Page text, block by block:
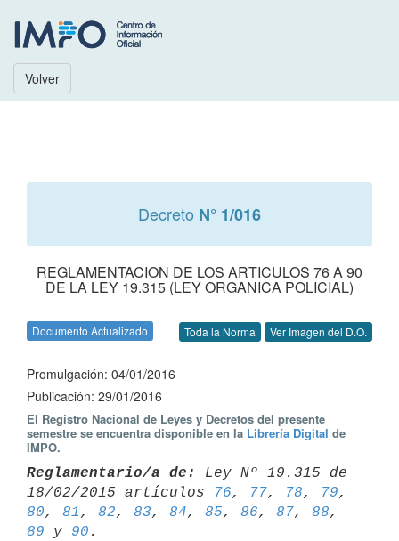
Volver
Decreto N° 1/016
REGLAMENTACION DE LOS ARTICULOS 76 A 90
DE LA LEY 19.315 (LEY ORGANICA POLICIAL)
Documento Actualizado Toda la Norma Ver Imagen del D.O.
Promulgación: 04/01/2016
Publicación: 29/01/2016
El Registro Nacional de Leyes y Decretos del presente
semestre se encuentra disponible en la Librería Digital de
IMPO.
Reglamentario/a de:
Ley Nº 19.315 de
18/02/2015 artículos
76, 77, 78, 79
80, 81 , 82, 83, 84, 85, 86, 87, 88
89 y 90